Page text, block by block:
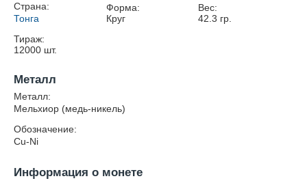
Страна:
Тонга
Форма:
Круг
Вес:
42.3 гр.
Тираж:
12000 шт.
Металл
Металл:
Мельхиор (медь-никель)
Обозначение:
Cu-Ni
Информация о монете